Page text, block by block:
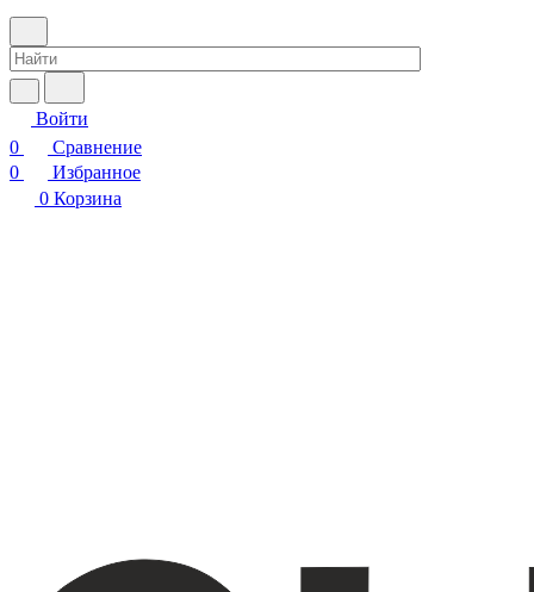
Войти
0
Сравнение
0
Избранное
0 Корзина